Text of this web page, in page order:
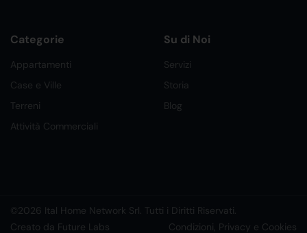
Categorie
Appartamenti
Case e Ville
Terreni
Attività Commerciali
Su di Noi
Servizi
Storia
Blog
©2026 Ital Home Network Srl. Tutti i Diritti Riservati.
Creato da Future Labs
Condizioni, Privacy e Cookies